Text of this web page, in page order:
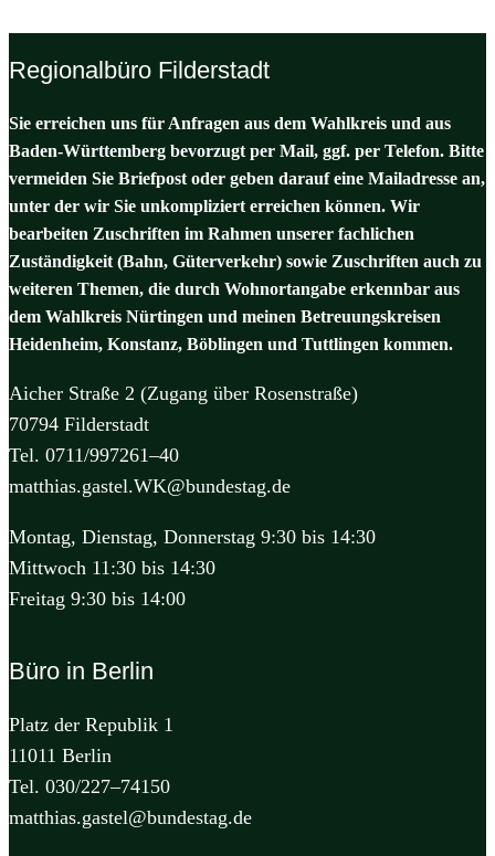
Regionalbüro Filderstadt
Sie erreichen uns für Anfragen aus dem Wahlkreis und aus
Baden-Württemberg bevorzugt per Mail, ggf. per Telefon. Bitte
vermeiden Sie Briefpost oder geben darauf eine Mailadresse an,
unter der wir Sie unkompliziert erreichen können. Wir
bearbeiten Zuschriften im Rahmen unserer fachlichen
Zuständigkeit (Bahn, Güterverkehr) sowie Zuschriften auch zu
weiteren Themen, die durch Wohnortangabe erkennbar aus
dem Wahlkreis Nürtingen und meinen Betreuungskreisen
Heidenheim, Konstanz, Böblingen und Tuttlingen kommen.
Aicher Straße 2 (Zugang über Rosenstraße)
70794 Filderstadt
Tel. 0711/997261–40
matthias.gastel.WK@bundestag.de
Montag, Dienstag, Donnerstag 9:30 bis 14:30
Mittwoch 11:30 bis 14:30
Freitag 9:30 bis 14:00
Büro in Berlin
Platz der Republik 1
11011 Berlin
Tel. 030/227–74150
matthias.gastel@bundestag.de